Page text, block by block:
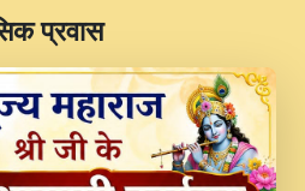
AAP BULAVE by Rasik
At VEER JI
CHANNEL.mp3
Bhawan Sajaya Mata
Mata Rani Bhajan By
प्रवास